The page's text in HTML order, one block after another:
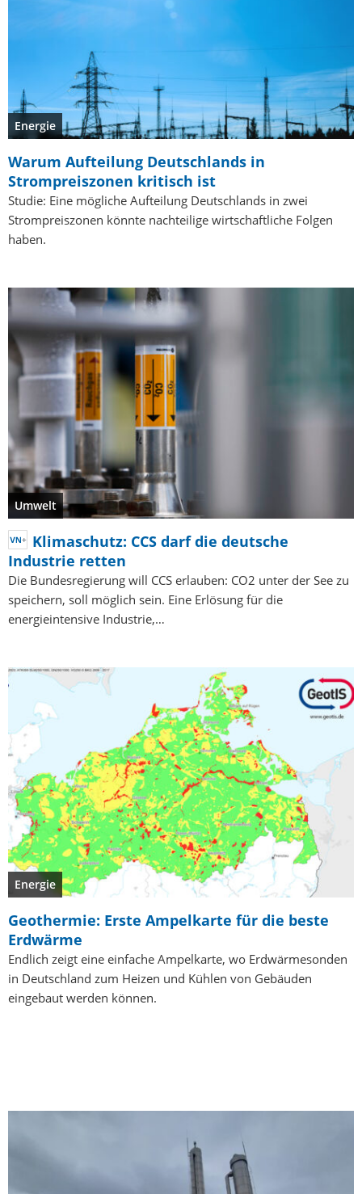
Energie
Warum Aufteilung Deutschlands in
Strompreiszonen kritisch ist
Studie: Eine mögliche Aufteilung Deutschlands in zwei
Strompreiszonen könnte nachteilige wirtschaftliche Folgen
haben.
Umwelt
Klimaschutz: CCS darf die deutsche
Industrie retten
Die Bundesregierung will CCS erlauben: CO2 unter der See zu
speichern, soll möglich sein. Eine Erlösung für die
energieintensive Industrie,…
Energie
Geothermie: Erste Ampelkarte für die beste
Erdwärme
Endlich zeigt eine einfache Ampelkarte, wo Erdwärmesonden
in Deutschland zum Heizen und Kühlen von Gebäuden
eingebaut werden können.